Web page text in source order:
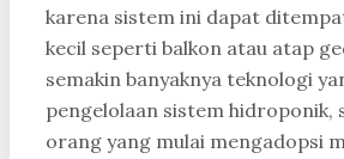
karena sistem ini dapat
kecil seperti balkon atau atap
semakin banyaknya teknologi
pengelolaan sistem hidroponik,
orang yang mulai mengadopsi